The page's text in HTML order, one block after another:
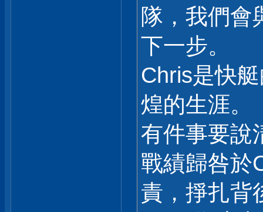
隊，我們會
下一步。
Chris是快
煌的生涯。
有件事要說
戰績歸咎於
責，掙扎背